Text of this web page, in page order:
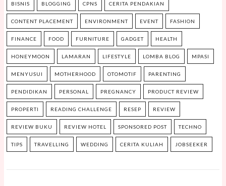
BISNIS BLOGGING CPNS CERITA PENDAKIAN
CONTENT PLACEMENT ENVIRONMENT EVENT FASHION
FINANCE FOOD FURNITURE GADGET HEALTH
HONEYMOON LAMARAN LIFESTYLE LOMBA BLOG MPASI
MENYUSUI MOTHERHOOD OTOMOTIF PARENTING
PENDIDIKAN PERSONAL PREGNANCY PRODUCT REVIEW
PROPERTI READING CHALLENGE RESEP REVIEW
REVIEW BUKU REVIEW HOTEL SPONSORED POST TECHNO
TIPS TRAVELLING WEDDING CERITA KULIAH JOBSEEKER